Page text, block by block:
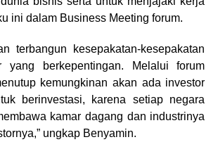
ini dalam Business Meeting forum.
terbangun kesepakatan-kesepakatan
yang berkepentingan. Melalui forum
kemungkinan akan ada investor
berinvestasi, karena setiap negara
kamar dagang dan industrinya
ungkap Benyamin.